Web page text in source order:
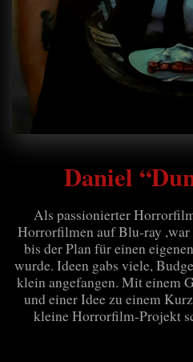
Daniel
Als passionierter
Horrorfilmen auf Blu-ray ,war
bis der Plan für einen
wurde. Ideen gabs viele,
klein angefangen. Mit einem
und einer Idee zu einem
kleine Horrorfilm-Projekt